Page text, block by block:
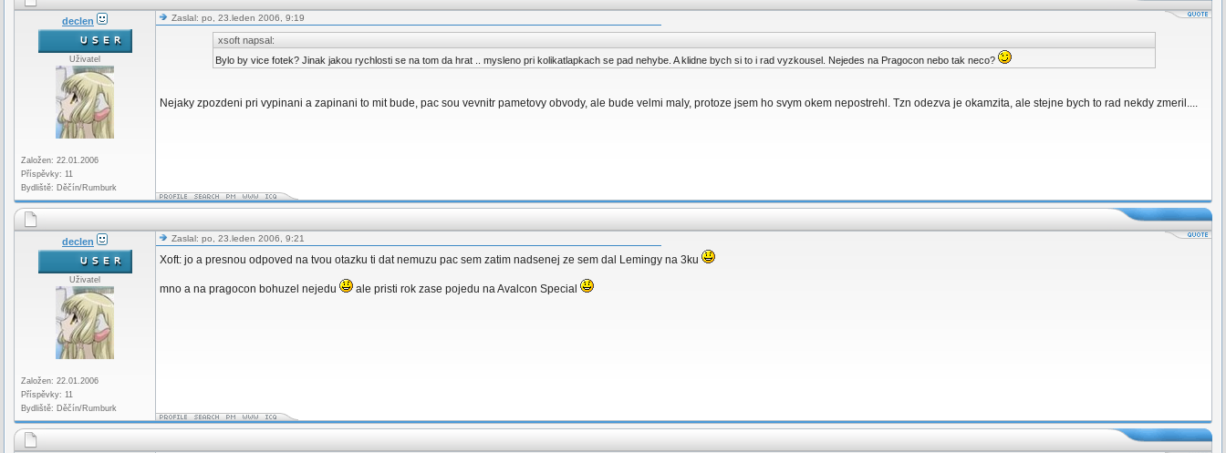
declen
Uživatel
Založen: 22.01.2006
Příspěvky: 11
Bydliště: Děčín/Rumburk
Zaslal: po, 23.leden 2006, 9:19
xsoft napsal:
Bylo by vice fotek? Jinak jakou rychlosti se na tom da hrat .. mysleno pri kolikatlapkach se pad nehybe. A klidne bych si to i rad vyzkousel. Nejedes na Pragocon nebo tak neco?
Nejaky zpozdeni pri vypinani a zapinani to mit bude, pac sou vevnitr pametovy obvody, ale bude velmi maly, protoze jsem ho svym okem nepostrehl. Tzn odezva je okamzita, ale stejne bych to rad nekdy zmeril....
declen
Uživatel
Založen: 22.01.2006
Příspěvky: 11
Bydliště: Děčín/Rumburk
Zaslal: po, 23.leden 2006, 9:21
Xoft: jo a presnou odpoved na tvou otazku ti dat nemuzu pac sem zatim nadsenej ze sem dal Lemingy na 3ku
mno a na pragocon bohuzel nejedu ale pristi rok zase pojedu na Avalcon Special